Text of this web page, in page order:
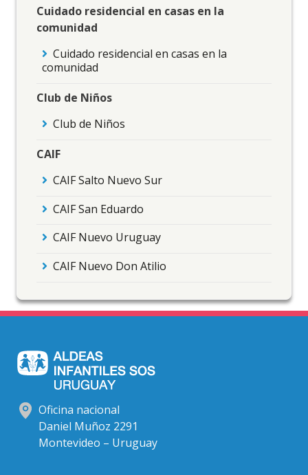
Cuidado residencial en casas en la
comunidad
Cuidado residencial en casas en la
comunidad
Club de Niños
Club de Niños
CAIF
CAIF Salto Nuevo Sur
CAIF San Eduardo
CAIF Nuevo Uruguay
CAIF Nuevo Don Atilio
Oficina nacional
Daniel Muñoz 2291
Montevideo – Uruguay